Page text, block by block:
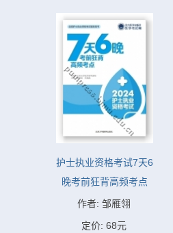
护士执业资格考试7天6
晚考前狂背高频考点
作者: 邹雁翎
定价: 68元